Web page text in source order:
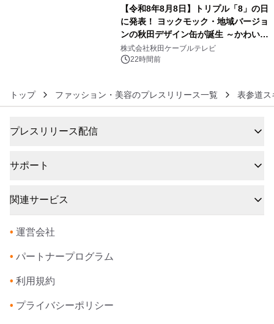
【令和8年8月8日】トリプル「8」の日
に発表！ ヨックモック・地域バージョ
ンの秋田デザイン缶が誕生 ～かわいい
秋田犬の子犬と秋田の四季と名所を巡
るパッケージ～ 9月1日(火)秋田県内で
株式会社秋田ケーブルテレビ
22時間前
トップ ファッション・美容のプレスリリース一覧 表参道ス
プレスリリース配信
サポート
関連サービス
• 運営会社
• パートナープログラム
• 利用規約
• プライバシーポリシー